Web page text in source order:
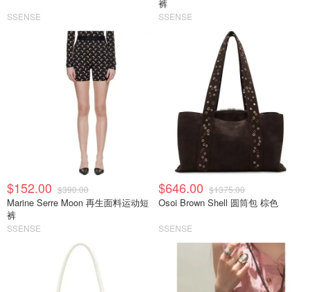
SSENSE
裤
SSENSE
$152.00 $390.00
Marine Serre Moon 再生面料运动短
裤
SSENSE
$646.00 $1375.00
Osoi Brown Shell 圆筒包 棕色
SSENSE